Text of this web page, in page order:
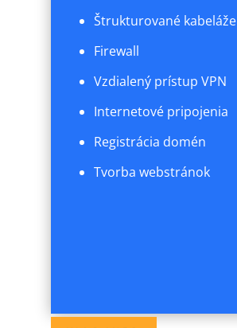
Štrukturované kabeláže
Firewall
Vzdialený prístup VPN
Internetové pripojenia
Registrácia domén
Tvorba webstránok